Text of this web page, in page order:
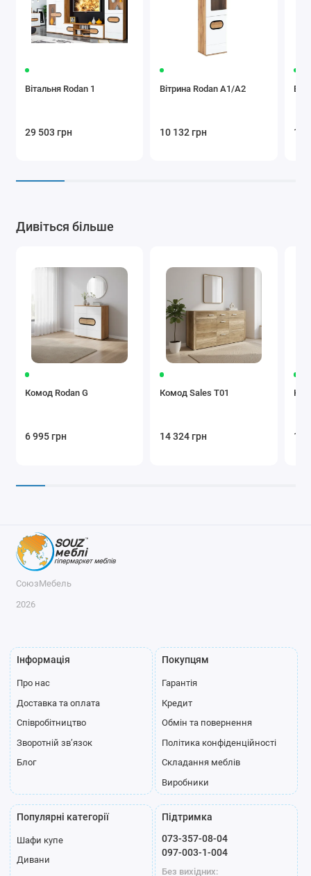
Вітальня Rodan 1
29 503 грн
Вітрина Rodan A1/A2
10 132 грн 13
Дивіться більше
Комод Rodan G
6 995 грн
Комод Sales T01
14 324 грн 13
СоюзМебель
2026
Інформація
Про нас
Доставка та оплата
Співробітництво
Зворотній зв’язок
Блог
Покупцям
Гарантія
Кредит
Обмін та повернення
Політика конфіденційності
Складання меблів
Виробники
Популярні категорії
Шафи купе
Дивани
Підтримка
073-357-08-04
097-003-1-004
Без вихідних: